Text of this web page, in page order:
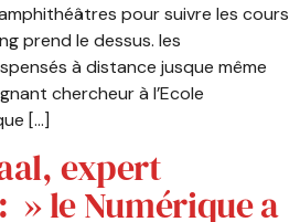
pour suivre les cours
prend le dessus. les
à distance jusque même
chercheur à l’Ecole
[…]
expert
» le Numérique a